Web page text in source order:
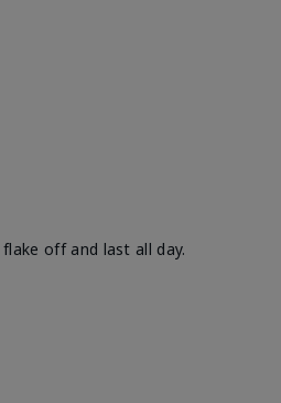
off and last all day.